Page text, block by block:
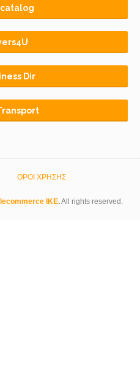
Dir
ΟΡΟΙ ΧΡΗΣΗΣ
IKE.All rights reserved.